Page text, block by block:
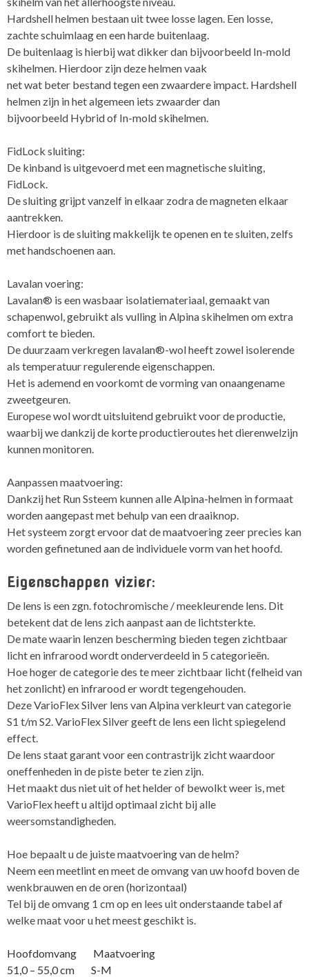
Hardshell helmen bestaan uit twee losse lagen. Een losse,
zachte schuimlaag en een harde buitenlaag.
De buitenlaag is hierbij wat dikker dan bijvoorbeeld In-mold
skihelmen. Hierdoor zijn deze helmen vaak
net wat beter bestand tegen een zwaardere impact. Hardshell
helmen zijn in het algemeen iets zwaarder dan
bijvoorbeeld Hybrid of In-mold skihelmen.
FidLock sluiting:
De kinband is uitgevoerd met een magnetische sluiting,
FidLock.
De sluiting grijpt vanzelf in elkaar zodra de magneten elkaar
aantrekken.
Hierdoor is de sluiting makkelijk te openen en te sluiten, zelfs
met handschoenen aan.
Lavalan voering:
Lavalan® is een wasbaar isolatiemateriaal, gemaakt van
schapenwol, gebruikt als vulling in Alpina skihelmen om extra
comfort te bieden.
De duurzaam verkregen lavalan®-wol heeft zowel isolerende
als temperatuur regulerende eigenschappen.
Het is ademend en voorkomt de vorming van onaangename
zweetgeuren.
Europese wol wordt uitsluitend gebruikt voor de productie,
waarbij we dankzij de korte productieroutes het dierenwelzijn
kunnen monitoren.
Aanpassen maatvoering:
Dankzij het Run Ssteem kunnen alle Alpina-helmen in formaat
worden aangepast met behulp van een draaiknop.
Het systeem zorgt ervoor dat de maatvoering zeer precies kan
worden gefinetuned aan de individuele vorm van het hoofd.
Eigenschappen vizier:
De lens is een zgn. fotochromische / meekleurende lens. Dit
betekent dat de lens zich aanpast aan de lichtsterkte.
De mate waarin lenzen bescherming bieden tegen zichtbaar
licht en infrarood wordt onderverdeeld in 5 categorieën.
Hoe hoger de categorie des te meer zichtbaar licht (felheid van
het zonlicht) en infrarood er wordt tegengehouden.
Deze VarioFlex Silver lens van Alpina verkleurt van categorie
S1 t/m S2. VarioFlex Silver geeft de lens een licht spiegelend
effect.
De lens staat garant voor een contrastrijk zicht waardoor
oneffenheden in de piste beter te zien zijn.
Het maakt dus niet uit of het helder of bewolkt weer is, met
VarioFlex heeft u altijd optimaal zicht bij alle
weersomstandigheden.
Hoe bepaalt u de juiste maatvoering van de helm?
Neem een meetlint en meet de omvang van uw hoofd boven de
wenkbrauwen en de oren (horizontaal)
Tel bij de omvang 1 cm op en lees uit onderstaande tabel af
welke maat voor u het meest geschikt is.
Hoofdomvang Maatvoering
51,0 – 55,0 cm S-M